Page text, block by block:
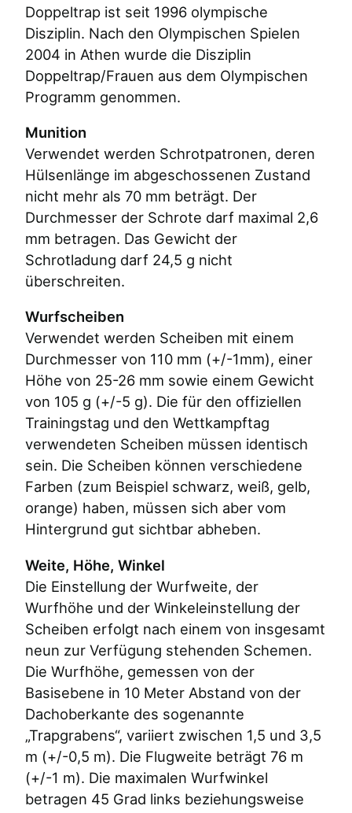
Doppeltrap ist seit 1996 olympische
Disziplin. Nach den Olympischen Spielen
2004 in Athen wurde die Disziplin
Doppeltrap/Frauen aus dem Olympischen
Programm genommen.
Munition
Verwendet werden Schrotpatronen, deren
Hülsenlänge im abgeschossenen Zustand
nicht mehr als 70 mm beträgt. Der
Durchmesser der Schrote darf maximal 2,6
mm betragen. Das Gewicht der
Schrotladung darf 24,5 g nicht
überschreiten.
Wurfscheiben
Verwendet werden Scheiben mit einem
Durchmesser von 110 mm (+/-1mm), einer
Höhe von 25-26 mm sowie einem Gewicht
von 105 g (+/-5 g). Die für den offiziellen
Trainingstag und den Wettkampftag
verwendeten Scheiben müssen identisch
sein. Die Scheiben können verschiedene
Farben (zum Beispiel schwarz, weiß, gelb,
orange) haben, müssen sich aber vom
Hintergrund gut sichtbar abheben.
Weite, Höhe, Winkel
Die Einstellung der Wurfweite, der
Wurfhöhe und der Winkeleinstellung der
Scheiben erfolgt nach einem von insgesamt
neun zur Verfügung stehenden Schemen.
Die Wurfhöhe, gemessen von der
Basisebene in 10 Meter Abstand von der
Dachoberkante des sogenannte
„Trapgrabens“, variiert zwischen 1,5 und 3,5
m (+/-0,5 m). Die Flugweite beträgt 76 m
(+/-1 m). Die maximalen Wurfwinkel
betragen 45 Grad links beziehungsweise